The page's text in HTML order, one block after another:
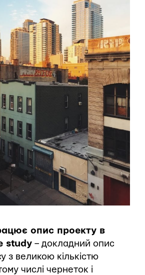
опис проекту в
study – докладний опис
з великою кількістю
числі чернеток і